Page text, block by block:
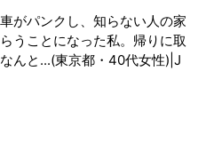
がパンクし、知らない人の家
うことになった私。帰りに取
んと...(東京都・40代女性)|J